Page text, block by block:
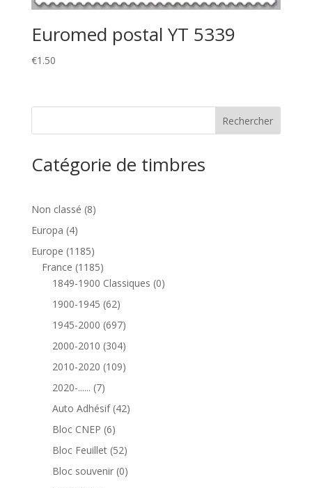
Euromed postal YT 5339
€1.50
Catégorie de timbres
Non classé 88
Europa 44
produits
Europe 11851185
produits
France 11851185
produits
1849-1900 Classiques 00
1900-1945 6262
produits
1945-2000 697697
produits
2000-2010 304304
produits
2010-2020 109109
2020-...... 77
produits
Auto Adhésif 4242
Bloc CNEP 66
produits
Bloc Feuillet 5252
produits
Bloc souvenir 00